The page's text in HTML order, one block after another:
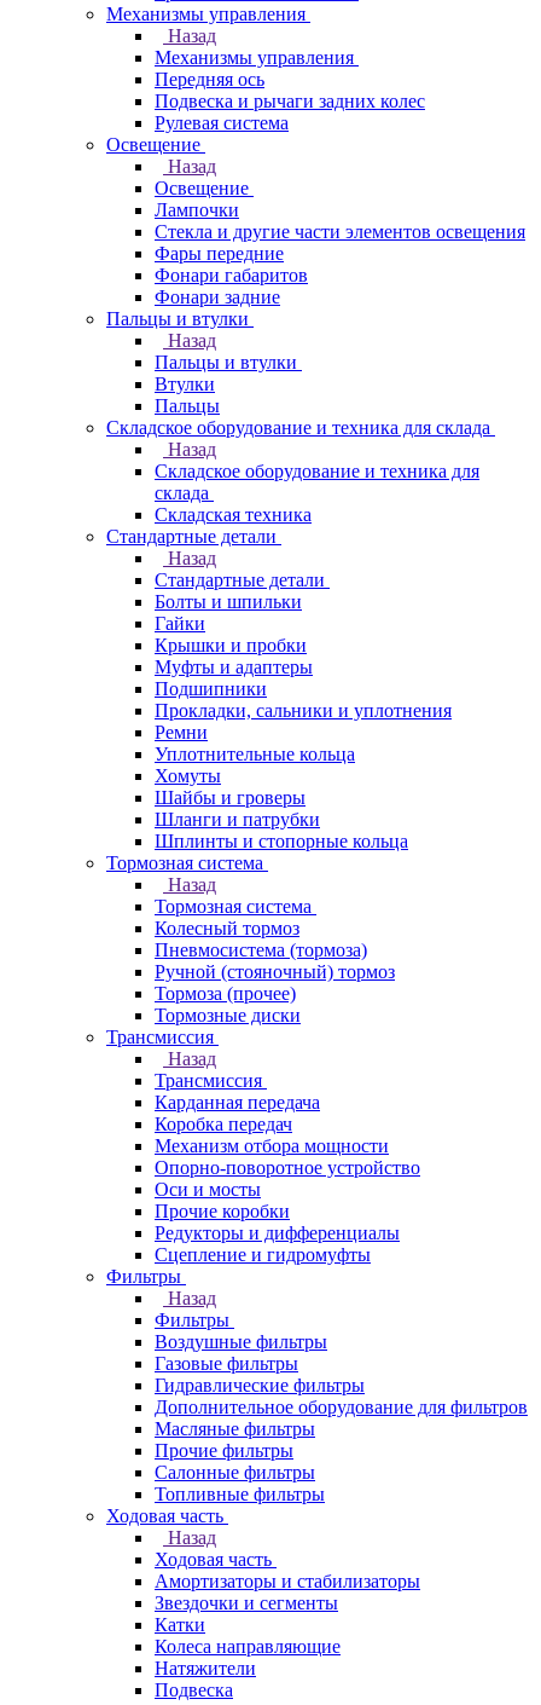
Механизмы управления
Назад
Механизмы управления
Передняя ось
Подвеска и рычаги задних колес
Рулевая система
Освещение
Назад
Освещение
Лампочки
Стекла и другие части элементов освещения
Фары передние
Фонари габаритов
Фонари задние
Пальцы и втулки
Назад
Пальцы и втулки
Втулки
Пальцы
Складское оборудование и техника для склада
Назад
Складское оборудование и техника для
склада
Складская техника
Стандартные детали
Назад
Стандартные детали
Болты и шпильки
Гайки
Крышки и пробки
Муфты и адаптеры
Подшипники
Прокладки, сальники и уплотнения
Ремни
Уплотнительные кольца
Хомуты
Шайбы и гроверы
Шланги и патрубки
Шплинты и стопорные кольца
Тормозная система
Назад
Тормозная система
Колесный тормоз
Пневмосиcтема (тормоза)
Ручной (стояночный) тормоз
Тормоза (прочее)
Тормозные диски
Трансмиссия
Назад
Трансмиссия
Карданная передача
Коробка передач
Механизм отбора мощности
Опорно-поворотное устройство
Оси и мосты
Прочие коробки
Редукторы и дифференциалы
Сцепление и гидромуфты
Фильтры
Назад
Фильтры
Воздушные фильтры
Газовые фильтры
Гидравлические фильтры
Дополнительное оборудование для фильтров
Масляные фильтры
Прочие фильтры
Салонные фильтры
Топливные фильтры
Ходовая часть
Назад
Ходовая часть
Амортизаторы и стабилизаторы
Звездочки и сегменты
Катки
Колеса направляющие
Натяжители
Подвеска